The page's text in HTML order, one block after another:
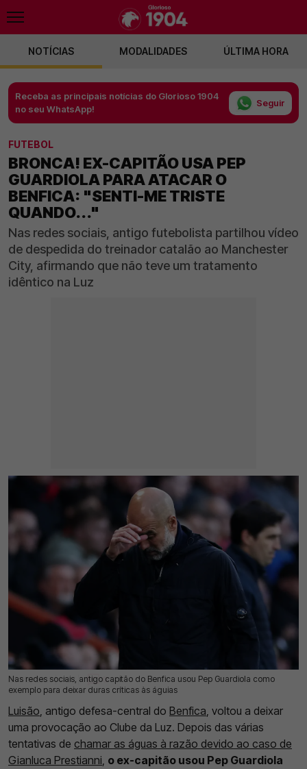
NOTÍCIAS MODALIDADES ÚLTIMA HORA
Receba as principais notícias do Glorioso 1904
no seu WhatsApp!
Seguir
FUTEBOL
BRONCA! EX-CAPITÃO USA PEP
GUARDIOLA PARA ATACAR O
BENFICA: "SENTI-ME TRISTE
QUANDO..."
Nas redes sociais, antigo futebolista partilhou vídeo
de despedida do treinador catalão ao Manchester
City, afirmando que não teve um tratamento
idêntico na Luz
Nas redes sociais, antigo capitão do Benfica usou Pep Guardiola como
exemplo para deixar duras críticas às águias
26 Mai 2026 | 11:27 | 0
Luisão, antigo defesa-central do Benfica, voltou a deixar
uma provocação ao Clube da Luz. Depois das várias
tentativas de chamar as águas à razão devido ao caso de
Gianluca Prestianni, o ex-capitão usou Pep Guardiola